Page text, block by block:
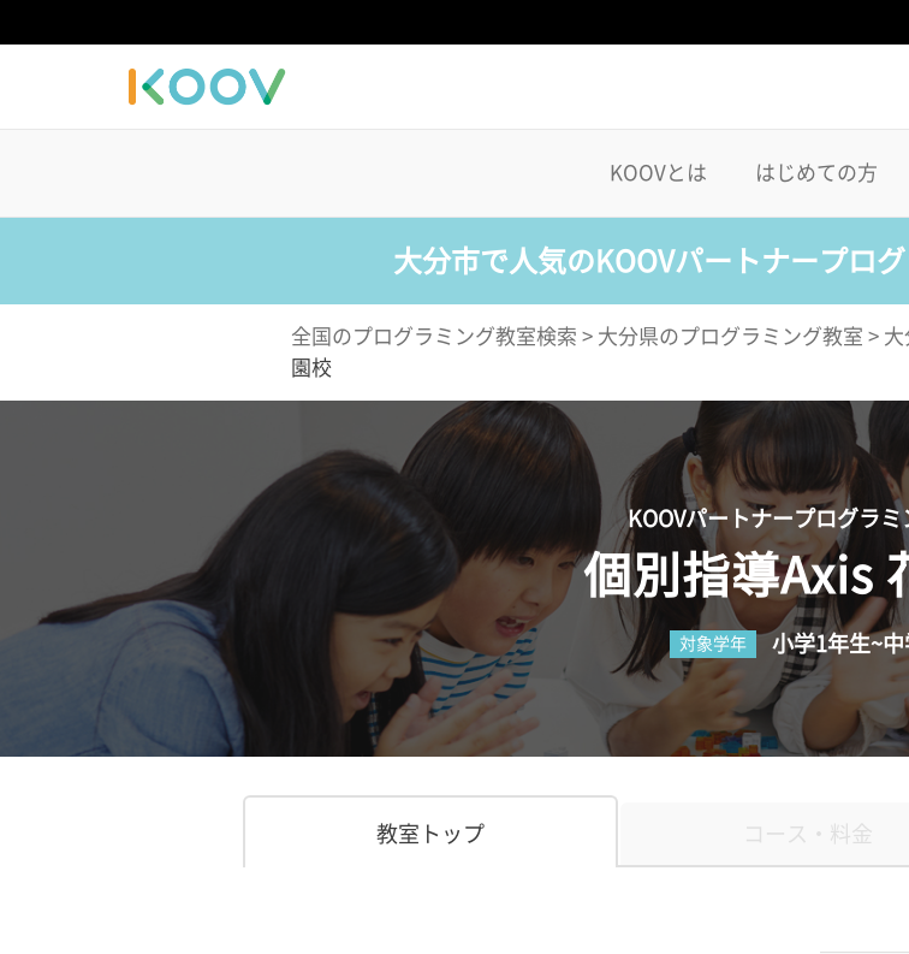
KOOVとは はじめての方
大分市で人気のKOOVパートナープロ
全国のプログラミング教室検索 > 大分県のプログラミング教室 > 大
園校
KOOVパートナープログラミ
個別指導Axis
対象学年 小学1年生~中
教室トップ コース・料金